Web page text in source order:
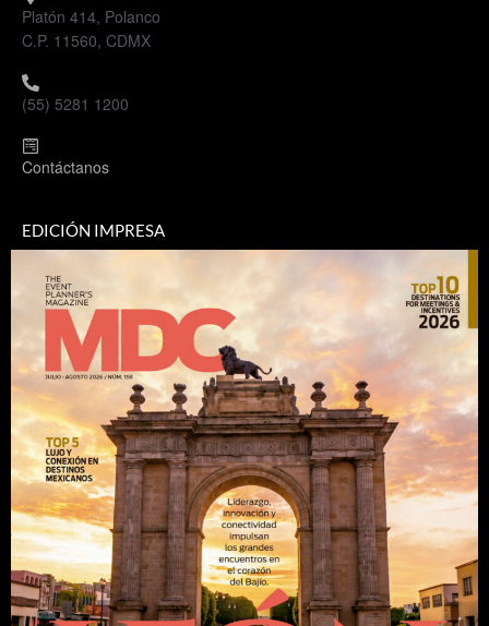
Platón 414, Polanco
C.P. 11560, CDMX
(55) 5281 1200
Contáctanos
EDICIÓN IMPRESA